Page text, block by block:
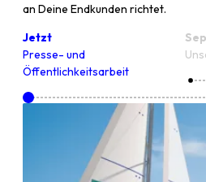
an Deine Endkunden richtet.
Jetzt
Presse- und
Öffentlichkeitsarbeit